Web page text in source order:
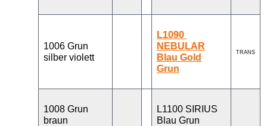
1006 Grun
silber violett
L1090 ​​
NEBULAR
Blau Gold
Grun
TRANS
1008 Grun
braun
L1100 SIRIUS
Blau Grun